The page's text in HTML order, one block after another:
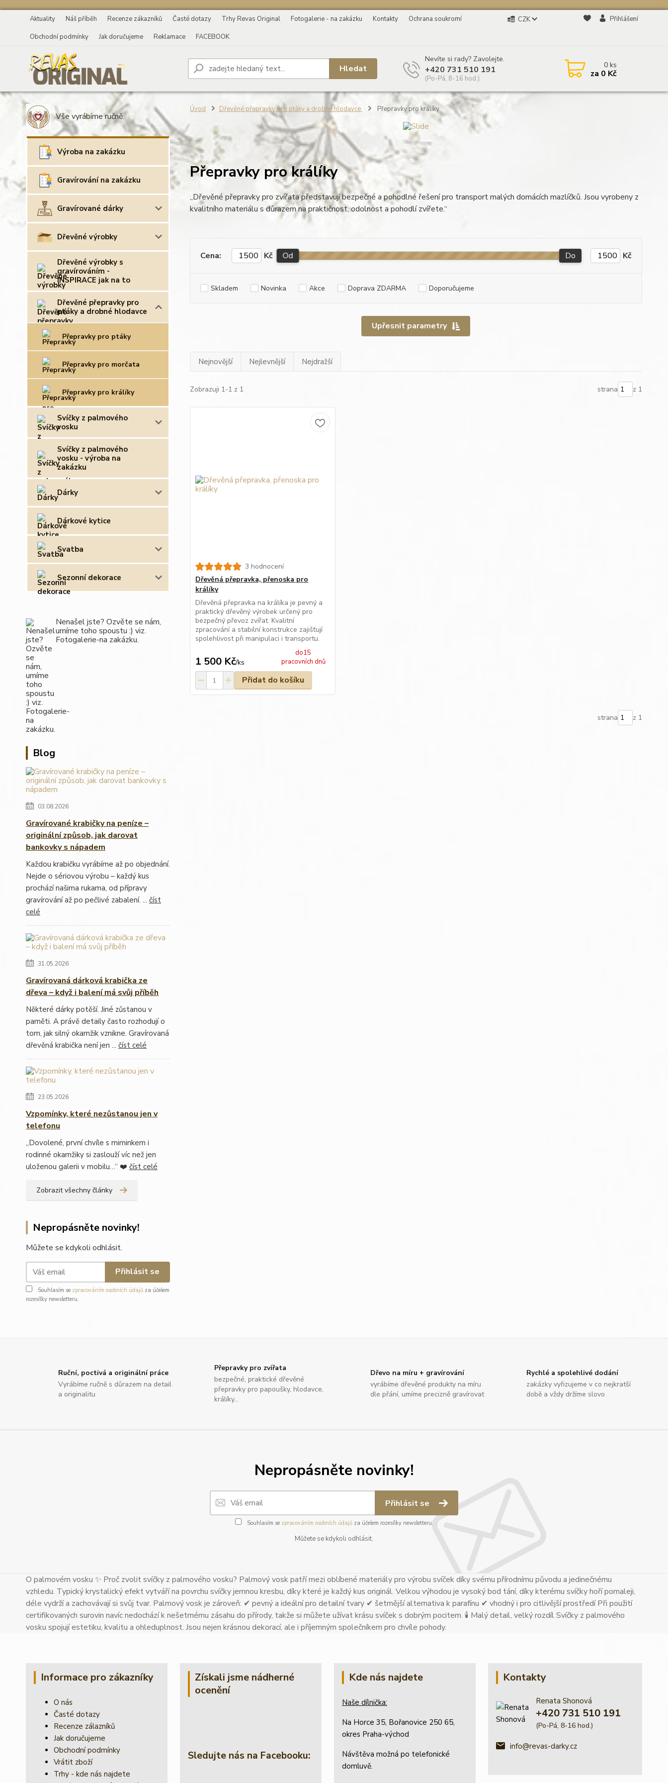
Aktuality Náš příběh Recenze zákazníků Časté dotazy Trhy Revas Original Fotogalerie - na zakázku Kontakty
Ochrana soukromí
Obchodní podmínky
Jak doručujeme Reklamace FACEBOOK
CZK Přihlášení
Hledat
Nevíte si rady? Zavolejte.
+420 731 510 191
(Po-Pá, 8-16 hod.)
0ks
za 0 Kč
Vše vyrábíme ručně.
Výroba na zakázku
Gravírování na zakázku
Gravírované dárky
Dřevěné výrobky
Dřevěné výrobky s
gravírováním -
INSPIRACE jak na to
Dřevěné přepravky pro
ptáky a drobné hlodavce
Přepravky pro ptáky
Přepravky pro morčata
Přepravky pro králíky
Svíčky z palmového
vosku
Svíčky z palmového
vosku - výroba na
zakázku
Dárky
Dárkové kytice
Svatba
Sezonní dekorace
Nenašel jste? Ozvěte se nám,
umíme toho spoustu :) viz.
Fotogalerie-na zakázku.
Blog
03.08.2026
Gravírované krabičky na peníze –
originální způsob, jak darovat
bankovky s nápadem
Každou krabičku vyrábíme až po objednání.
Nejde o sériovou výrobu – každý kus
prochází našima rukama, od přípravy
gravírování až po pečlivé zabalení. ... číst
celé
31.05.2026
Gravírovaná dárková krabička ze
dřeva – když i balení má svůj příběh
Některé dárky potěší. Jiné zůstanou v
paměti. A právě detaily často rozhodují o
tom, jak silný okamžik vznikne. Gravírovaná
dřevěná krabička není jen ... číst celé
23.05.2026
Vzpomínky, které nezůstanou jen v
telefonu
„Dovolené, první chvíle s miminkem i
rodinné okamžiky si zaslouží víc než jen
uloženou galerii v mobilu…“ ❤️ číst celé
Zobrazit všechny články
Nepropásněte novinky!
Můžete se kdykoli odhlásit.
Přihlásit se
Souhlasím se zpracováním osobních údajů za účelem
rozesílky newsletteru.
Úvod Dřevěné přepravky pro ptáky a drobné hlodavce Přepravky pro králíky
Přepravky pro králíky
„Dřevěné přepravky pro zvířata představují bezpečné a pohodlné řešení pro transport malých domácích mazlíčků. Jsou vyrobeny z
kvalitního materiálu s důrazem na praktičnost, odolnost a pohodlí zvířete.“
Upřesnit parametry
Cena: Kč Od Do Kč
Skladem Novinka Akce Doprava ZDARMA Doporučujeme
Nejnovější Nejlevnější Nejdražší
Zobrazuji 1-1 z 1 strana z 1
3 hodnocení
Dřevěná přepravka, přenoska pro
králíky
Dřevěná přepravka na králíka je pevný a
praktický dřevěný výrobek určený pro
bezpečný převoz zvířat. Kvalitní
zpracování a stabilní konstrukce zajišťují
spolehlivost při manipulaci i transportu.
1 500 Kč/ks
do15
pracovních dnů
Přidat do košíku
strana z 1
Ruční, poctivá a originální práce
Vyrábíme ručně s důrazem na detail
a originalitu
Přepravky pro zvířata
bezpečné, praktické dřevěné
přepravky pro papoušky, hlodavce,
králíky...
Dřevo na míru + gravírování
vyrábíme dřevěné produkty na míru
dle přání, umíme precizně gravírovat
Rychlé a spolehlivé dodání
zakázky vyřizujeme v co nejkratší
době a vždy držíme slovo
Nepropásněte novinky!
Přihlásit se
Souhlasím se zpracováním osobních údajůza účelem rozesílky newsletteru.
Můžete se kdykoli odhlásit.
O palmovém vosku ✨ Proč zvolit svíčky z palmového vosku? Palmový vosk patří mezi oblíbené materiály pro výrobu svíček díky svému přírodnímu původu a jedinečnému
vzhledu. Typický krystalický efekt vytváří na povrchu svíčky jemnou kresbu, díky které je každý kus originál. Velkou výhodou je vysoký bod tání, díky kterému svíčky hoří pomaleji,
déle vydrží a zachovávají si svůj tvar. Palmový vosk je zároveň: ✔ pevný a ideální pro detailní tvary ✔ šetrnější alternativa k parafínu ✔ vhodný i pro citlivější prostředí Při použití
certifikovaných surovin navíc nedochází k nešetrnému zásahu do přírody, takže si můžete užívat krásu svíček s dobrým pocitem. 🕯 Malý detail, velký rozdíl Svíčky z palmového
vosku spojují estetiku, kvalitu a ohleduplnost. Jsou nejen krásnou dekorací, ale i příjemným společníkem pro chvíle pohody.
Informace pro zákazníky
O nás
Časté dotazy
Recenze zálazníků
Jak doručujeme
Obchodní podmínky
Vrátit zboží
Trhy - kde nás najdete
Získali jsme nádherné
ocenění
Sledujte nás na Facebooku:
Kde nás najdete
Naše dílnička:
Na Horce 35, Bořanovice 250 65,
okres Praha-východ
Návštěva možná po telefonické
domluvě.
Kontakty
Renata Shonová
+420 731 510 191
(Po-Pá, 8-16 hod.)
info@revas-darky.cz